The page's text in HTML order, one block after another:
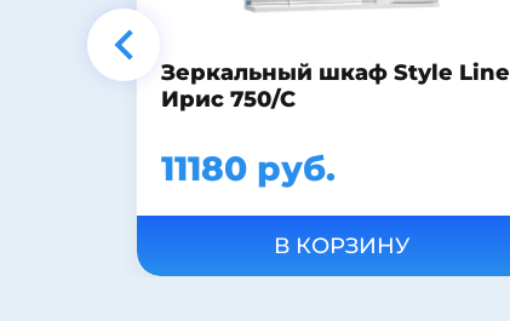
Шкаф-пенал Sanflor Ванесса
2 L напольный, белый
26990 руб.
В КОРЗИНУ